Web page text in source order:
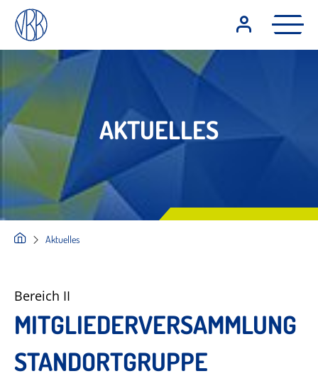
AKTUELLES
Aktuelles
Bereich II
MITGLIEDERVERSAMMLUNG
STANDORTGRUPPE